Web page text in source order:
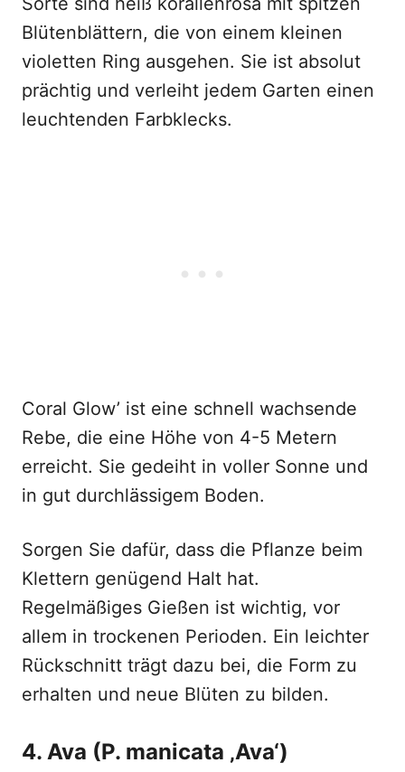
Blütenblättern, die von einem kleinen
violetten Ring ausgehen. Sie ist absolut
prächtig und verleiht jedem Garten einen
leuchtenden Farbklecks.
Coral Glow’ ist eine schnell wachsende
Rebe, die eine Höhe von 4-5 Metern
erreicht. Sie gedeiht in voller Sonne und
in gut durchlässigem Boden.
Sorgen Sie dafür, dass die Pflanze beim
Klettern genügend Halt hat.
Regelmäßiges Gießen ist wichtig, vor
allem in trockenen Perioden. Ein leichter
Rückschnitt trägt dazu bei, die Form zu
erhalten und neue Blüten zu bilden.
4. Ava (P. manicata ‚Ava‘)